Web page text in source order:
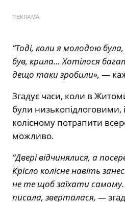
РЕКЛАМА
“Тоді, коли я молодою
був, крила… Хотілося
дещо таки зробили», —
Згадує часи, коли в
були низькопідлоговими,
колісному потрапити
можливо.
“Двері відчинялися, а
Крісло колісне навіть
не те щоб заїхати самому.
писала, зверталася, —